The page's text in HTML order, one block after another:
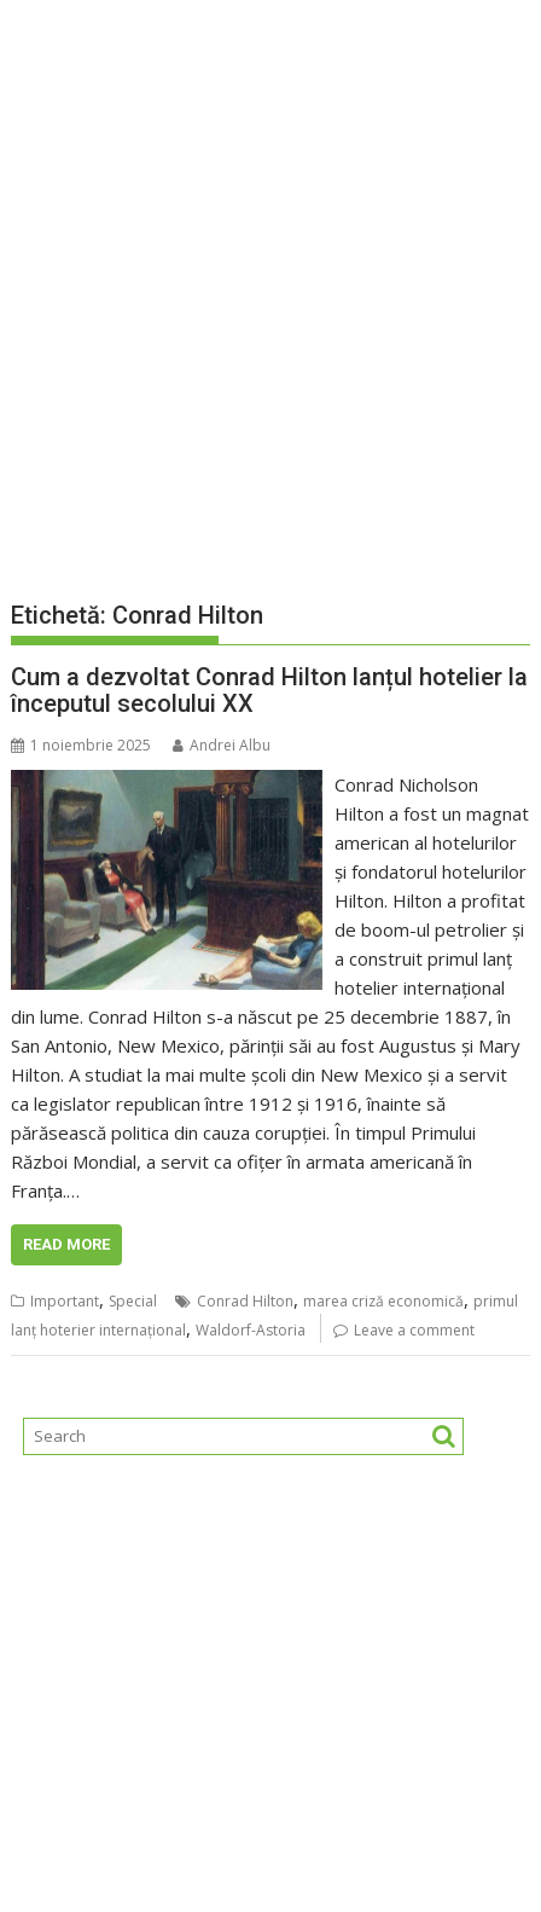
Etichetă: Conrad Hilton
Cum a dezvoltat Conrad Hilton lanțul hotelier la
începutul secolului XX
1 noiembrie 2025 Andrei Albu
Conrad Nicholson
Hilton a fost un magnat
american al hotelurilor
și fondatorul hotelurilor
Hilton. Hilton a profitat
de boom-ul petrolier și
a construit primul lanț
hotelier internațional
din lume. Conrad Hilton s-a născut pe 25 decembrie 1887, în
San Antonio, New Mexico, părinții săi au fost Augustus și Mary
Hilton. A studiat la mai multe școli din New Mexico și a servit
ca legislator republican între 1912 și 1916, înainte să
părăsească politica din cauza corupției. În timpul Primului
Război Mondial, a servit ca ofițer în armata americană în
Franța.…
READ MORE
Important, Special Conrad Hilton, marea criză economică, primul
lanț hoterier internațional,Waldorf-Astoria Leave a comment